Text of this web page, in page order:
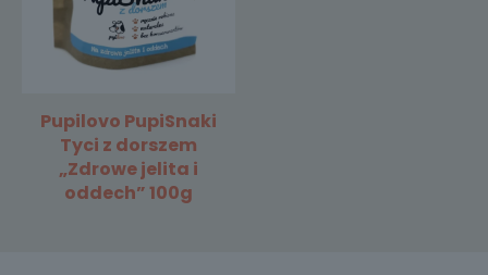
Pupilovo PupiSnaki
Tyci z dorszem
„Zdrowe jelita i
oddech” 100g